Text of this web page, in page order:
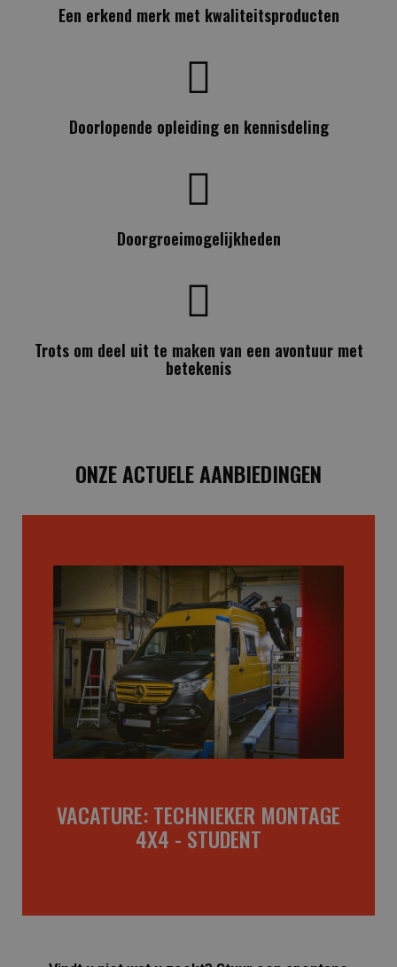
Een erkend merk met kwaliteitsproducten
Doorlopende opleiding en kennisdeling
Doorgroeimogelijkheden
Trots om deel uit te maken van een avontuur met
betekenis
ONZE ACTUELE AANBIEDINGEN
VACATURE: TECHNIEKER MONTAGE
4X4 - STUDENT
VACATURE: TECHNIEKER
Word lid van Adventech in Zaventem als
technieker montage van 4x4-accessoires.
Student in het 3e jaar van een Bachelor
Techniek, ontwikkel je vaardigheden in een
dynamische omgeving. Solliciteer nu!
Bekijk de vacature